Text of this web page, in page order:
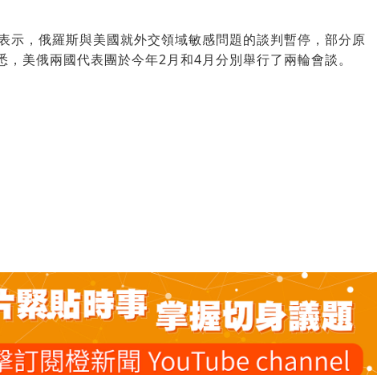
示，俄羅斯與美國就外交領域敏感問題的談判暫停，部分原
美俄兩國代表團於今年2月和4月分別舉行了兩輪會談。